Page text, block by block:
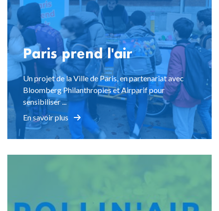
Paris prend l'air
Un projet de la Ville de Paris, en partenariat avec
Bloomberg Philanthropies et Airparif pour
sensibiliser ...
En savoir plus